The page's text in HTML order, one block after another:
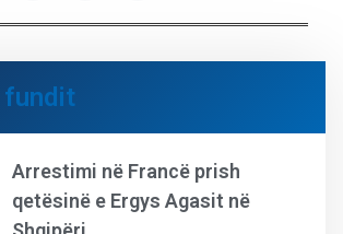
fundit
Arrestimi në Francë prish
qetësinë e Ergys Agasit në